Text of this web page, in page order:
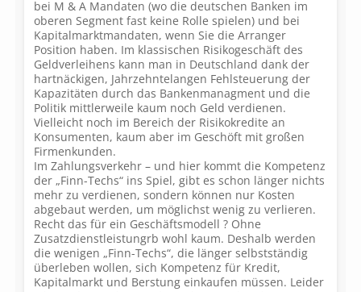
bei M & A Mandaten (wo die deutschen Banken im
oberen Segment fast keine Rolle spielen) und bei
Kapitalmarktmandaten, wenn Sie die Arranger
Position haben. Im klassischen Risikogeschäft des
Geldverleihens kann man in Deutschland dank der
hartnäckigen, Jahrzehntelangen Fehlsteuerung der
Kapazitäten durch das Bankenmanagment und die
Politik mittlerweile kaum noch Geld verdienen.
Vielleicht noch im Bereich der Risikokredite an
Konsumenten, kaum aber im Geschöft mit großen
Firmenkunden.
Im Zahlungsverkehr – und hier kommt die Kompetenz
der „Finn-Techs“ ins Spiel, gibt es schon länger nichts
mehr zu verdienen, sondern können nur Kosten
abgebaut werden, um möglichst wenig zu verlieren.
Recht das für ein Geschäftsmodell ? Ohne
Zusatzdienstleistungrb wohl kaum. Deshalb werden
die wenigen „Finn-Techs“, die länger selbstständig
überleben wollen, sich Kompetenz für Kredit,
Kapitalmarkt und Berstung einkaufen müssen. Leider